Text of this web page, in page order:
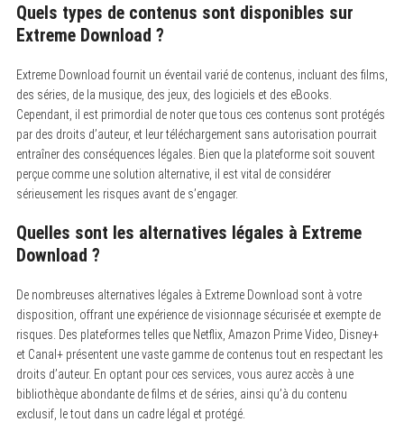
Quels types de contenus sont disponibles sur
Extreme Download ?
Extreme Download fournit un éventail varié de contenus, incluant des films,
des séries, de la musique, des jeux, des logiciels et des eBooks.
Cependant, il est primordial de noter que tous ces contenus sont protégés
par des droits d’auteur, et leur téléchargement sans autorisation pourrait
entraîner des conséquences légales. Bien que la plateforme soit souvent
perçue comme une solution alternative, il est vital de considérer
sérieusement les risques avant de s’engager.
Quelles sont les alternatives légales à Extreme
Download ?
De nombreuses alternatives légales à Extreme Download sont à votre
disposition, offrant une expérience de visionnage sécurisée et exempte de
risques. Des plateformes telles que Netflix, Amazon Prime Video, Disney+
et Canal+ présentent une vaste gamme de contenus tout en respectant les
droits d’auteur. En optant pour ces services, vous aurez accès à une
bibliothèque abondante de films et de séries, ainsi qu’à du contenu
exclusif, le tout dans un cadre légal et protégé.